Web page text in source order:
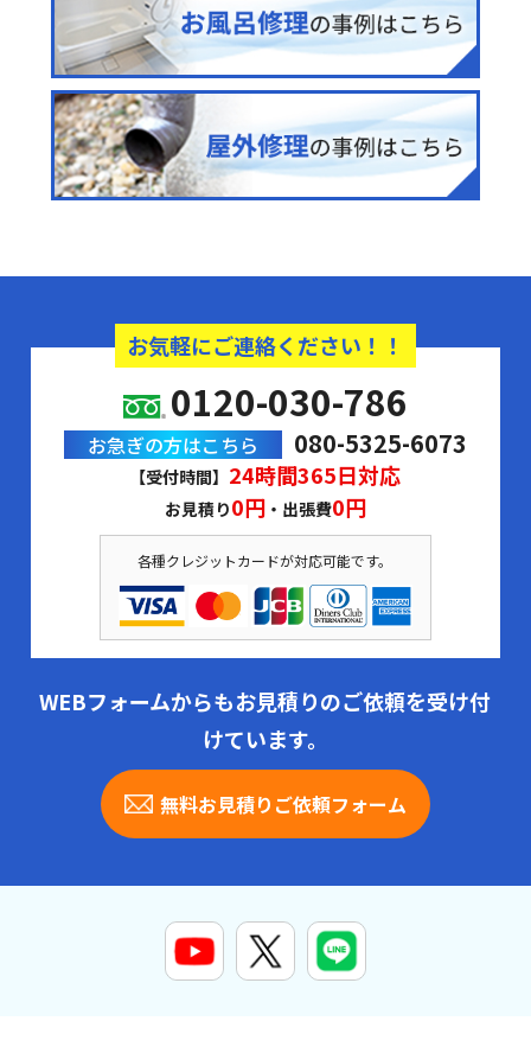
お気軽にご連絡ください！！
0120-030-786
お急ぎの方はこちら 080-5325-6073
【受付時間】 24時間365日対応
お見積り0円 ・出張費0円
各種クレジットカードが対応可能です。
WEBフォームからもお見積りのご依頼を受け付
けています。
無料お見積りご依頼フォーム